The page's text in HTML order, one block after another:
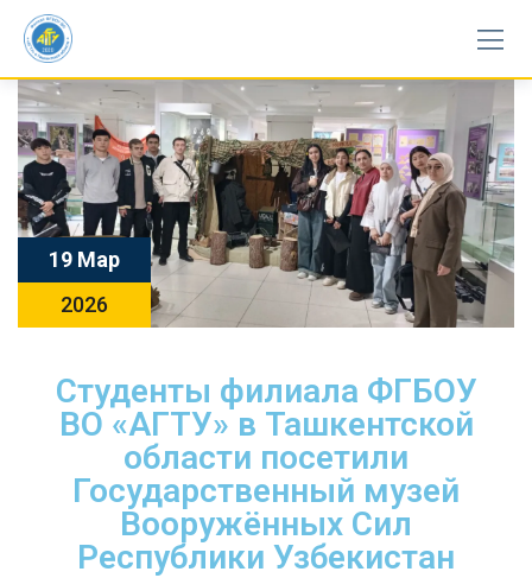
19 Мар
2026
Студенты филиала ФГБОУ
ВО «АГТУ» в Ташкентской
области посетили
Государственный музей
Вооружённых Сил
Республики Узбекистан